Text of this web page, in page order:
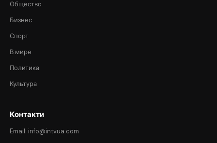
Общество
Бизнес
Спорт
В мире
Политика
Культура
Контакти
Email: info@intvua.com